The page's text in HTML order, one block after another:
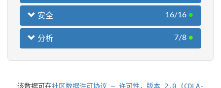
安全 16/16 ●
分析 7/8 ●
该数据可在社区数据许可协议 – 许可性，版本 2.0 (CDLA-